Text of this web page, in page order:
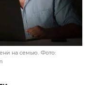
на семью. Фото: